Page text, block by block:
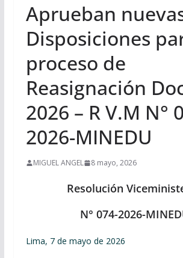
Aprueban
Disposiciones
proceso de
Reasignación
2026 – R V.M N°
2026-MINEDU
MIGUEL ANGEL 8 mayo, 2026
Resolución
N° 074-2026-
Lima, 7 de mayo de 2026